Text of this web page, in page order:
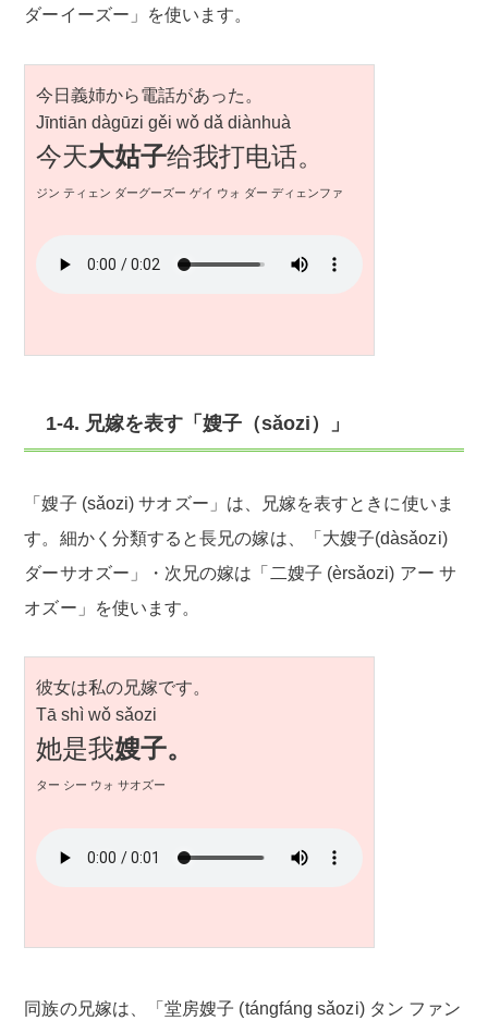
ダーイーズー」を使います。
今日義姉から電話があった。
Jīntiān dàgūzi gěi wǒ dǎ diànhuà
今天大姑子给我打电话。
ジン ティェン ダーグーズー ゲイ ウォ ダー ディェンファ
1-4. 兄嫁を表す「嫂子（sǎozi）」
「嫂子 (sǎozi) サオズー」は、兄嫁を表すときに使いま
す。細かく分類すると長兄の嫁は、「大嫂子(dàsǎozi)
ダーサオズー」・次兄の嫁は「二嫂子 (èrsǎozi) アー サ
オズー」を使います。
彼女は私の兄嫁です。
Tā shì wǒ sǎozi
她是我嫂子。
ター シー ウォ サオズー
同族の兄嫁は、「堂房嫂子 (tángfáng sǎozi) タン ファン